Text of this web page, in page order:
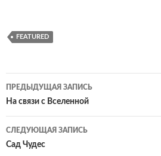
FEATURED
Навигация
по
записям
ПРЕДЫДУЩАЯ ЗАПИСЬ
На связи с Вселенной
СЛЕДУЮЩАЯ ЗАПИСЬ
Сад Чудес